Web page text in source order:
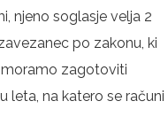
njeno soglasje velja 2
po zakonu, ki
zagotoviti
leta, na katero se računi